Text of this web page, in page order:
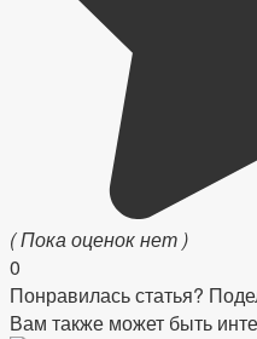
( Пока оценок нет )
0
Понравилась статья?
Вам также может быть